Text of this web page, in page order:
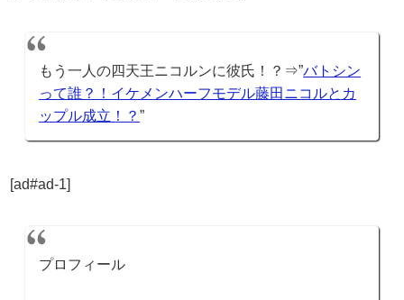
もう一人の四天王ニコルンに彼氏！？⇒”バトシン
って誰？！イケメンハーフモデル藤田ニコルとカ
ップル成立！？”
[ad#ad-1]
プロフィール